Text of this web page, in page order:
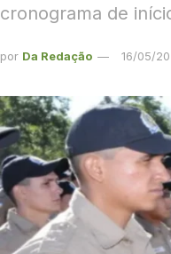
cronograma de
por Da Redação 16/05/